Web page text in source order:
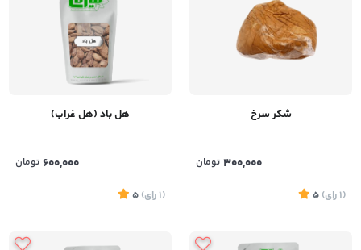
شکر سرخ
300,000 تومان
(1 رای)
5
هل باد (هل غراب)
600,000 تومان
(1 رای)
5